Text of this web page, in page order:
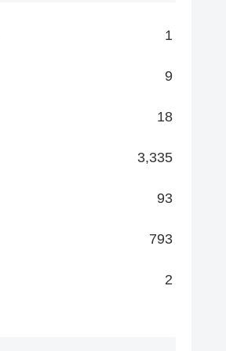
1
9
18
3,335
93
793
2